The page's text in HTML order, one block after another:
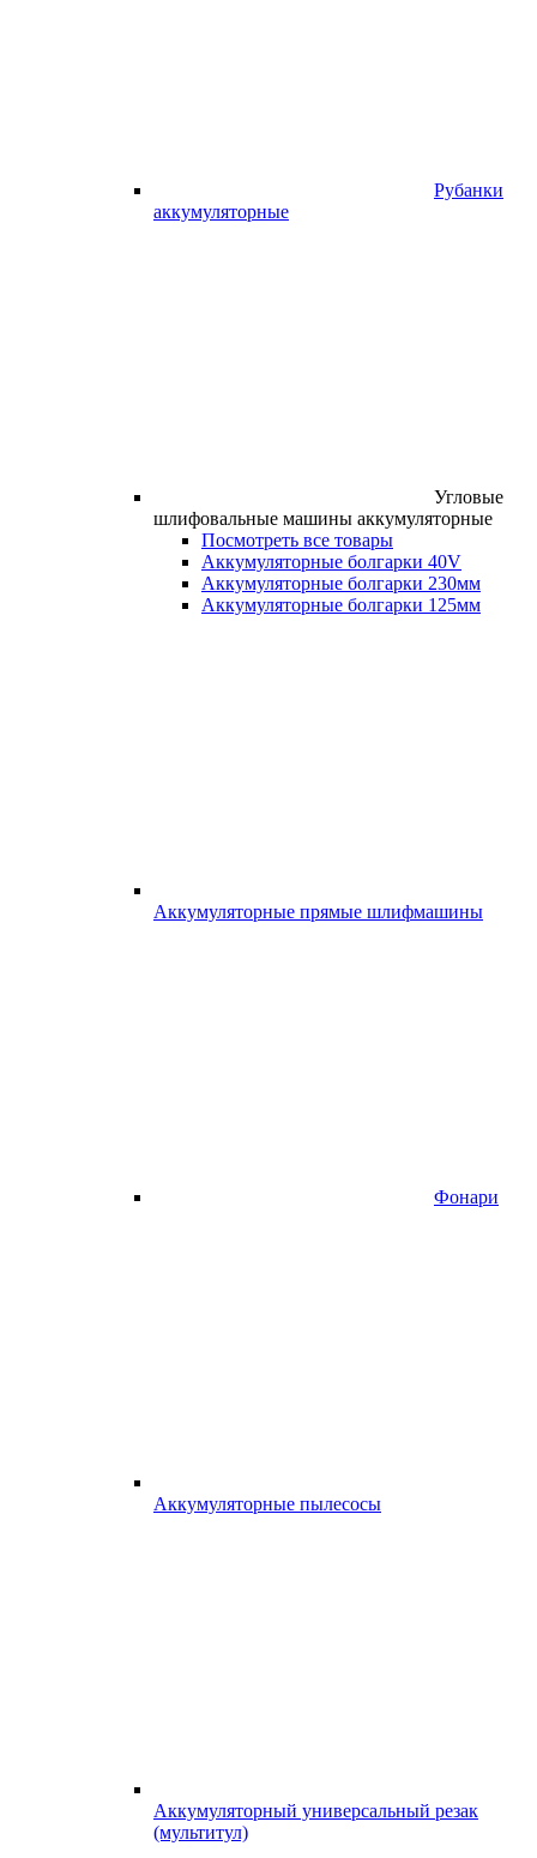
Рубанки
аккумуляторные
Угловые
шлифовальные машины аккумуляторные
Посмотреть все товары
Аккумуляторные болгарки 40V
Аккумуляторные болгарки 230мм
Аккумуляторные болгарки 125мм
Аккумуляторные прямые шлифмашины
Фонари
Аккумуляторные пылесосы
Аккумуляторный универсальный резак
(мультитул)